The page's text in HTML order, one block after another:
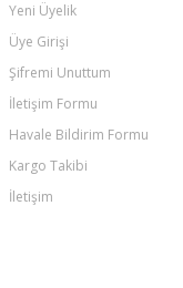
Yeni Üyelik
Üye Girişi
Şifremi Unuttum
İletişim Formu
Havale Bildirim Formu
Kargo Takibi
İletişim